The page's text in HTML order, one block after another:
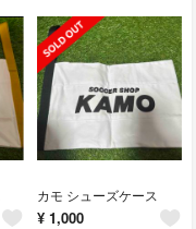
カモ シューズケース
¥ 1,000